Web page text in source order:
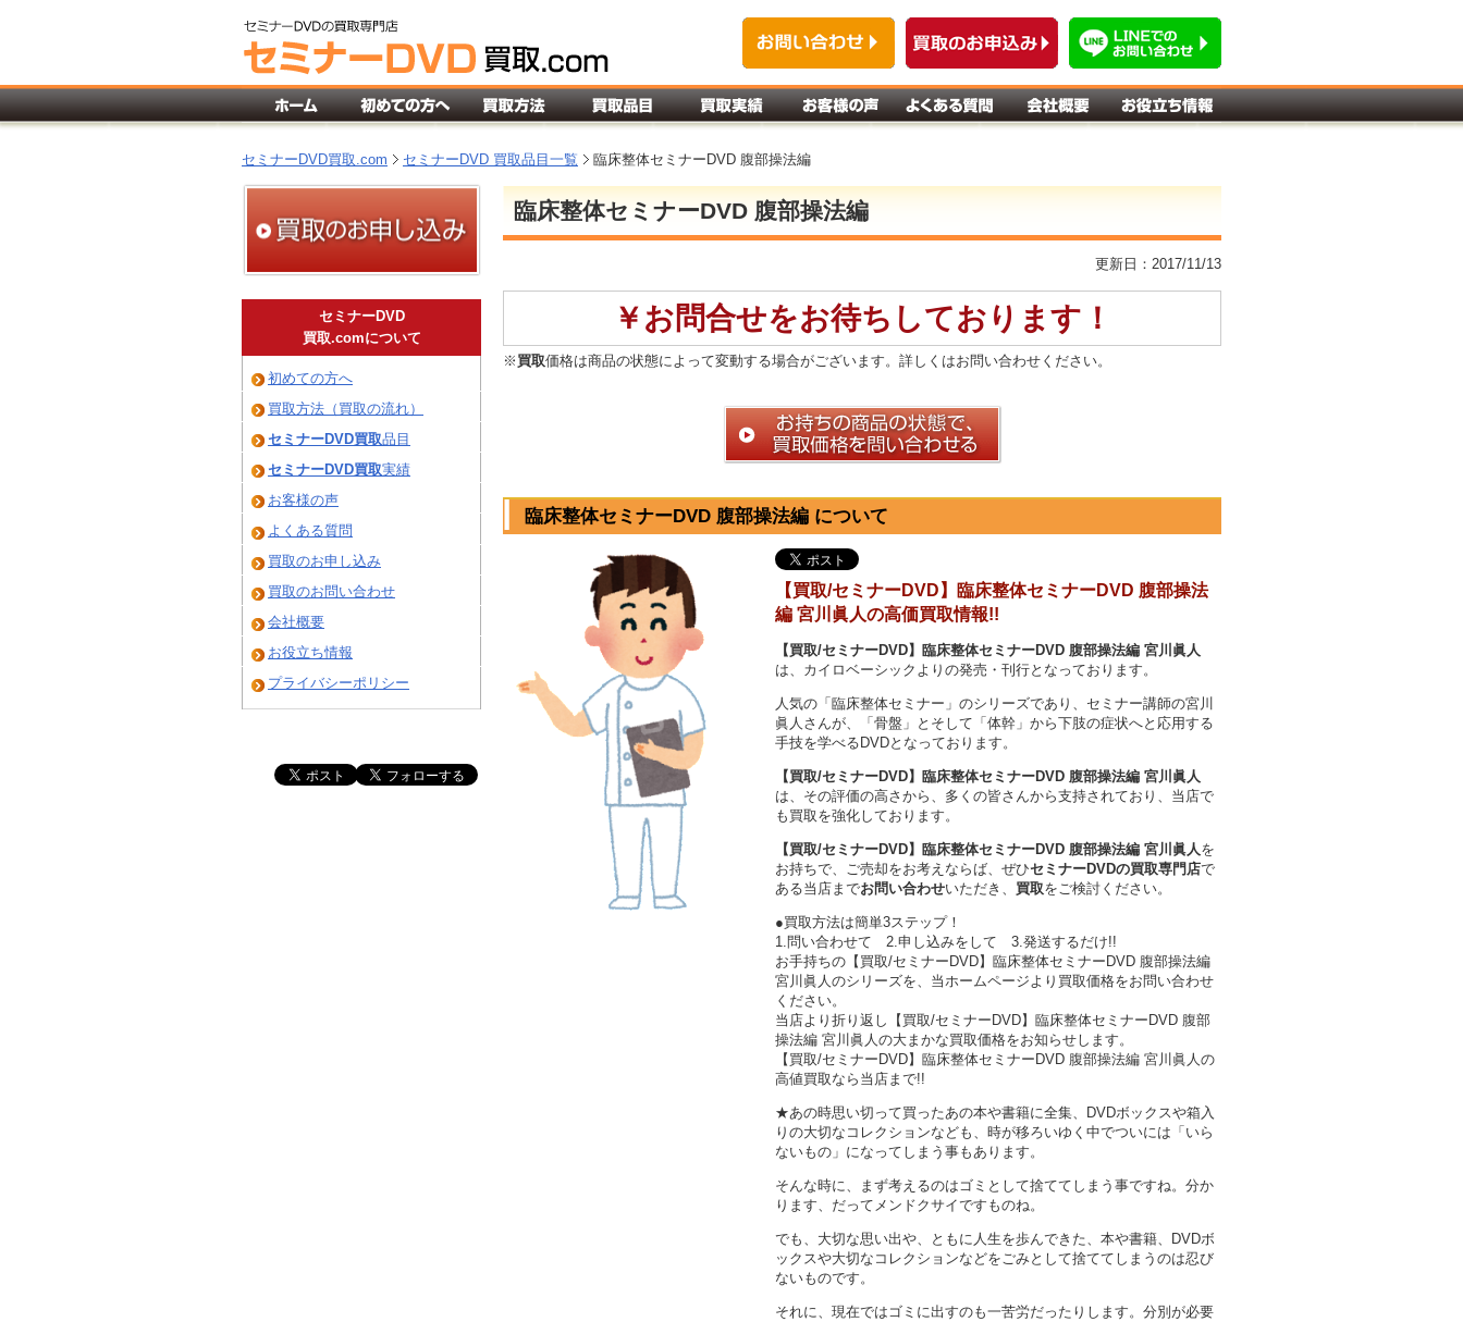
セミナーDVD買取.com セミナーDVD 買取品目一覧 臨床整体セミナーDVD 腹部操法編
臨床整体セミナーDVD 腹部操法編
更新日：2017/11/13
￥お問合せをお待ちしております！
※ 買取価格は商品の状態によって変動する場合がございます。詳しくはお問い合わせください。
臨床整体セミナーDVD 腹部操法編 について
【買取/セミナーDVD】臨床整体セミナーDVD 腹部操法
編 宮川眞人の高価買取情報!!
【買取/セミナーDVD】臨床整体セミナーDVD 腹部操法編 宮川眞人
は、カイロベーシックよりの発売・刊行となっております。
人気の「臨床整体セミナー」のシリーズであり、セミナー講師の宮川
眞人さんが、「骨盤」とそして「体幹」から下肢の症状へと応用する
手技を学べるDVDとなっております。
【買取/セミナーDVD】臨床整体セミナーDVD 腹部操法編 宮川眞人
は、その評価の高さから、多くの皆さんから支持されており、当店で
も買取を強化しております。
【買取/セミナーDVD】臨床整体セミナーDVD 腹部操法編 宮川眞人を
お持ちで、ご売却をお考えならば、ぜひセミナーDVDの買取専門店で
ある当店までお問い合わせいただき、 買取をご検討ください。
●買取方法は簡単3ステップ！
1.問い合わせて 2.申し込みをして 3.発送するだけ!!
お手持ちの【買取/セミナーDVD】臨床整体セミナーDVD 腹部操法編
宮川眞人のシリーズを、当ホームページより買取価格をお問い合わせ
ください。
当店より折り返し【買取/セミナーDVD】臨床整体セミナーDVD 腹部
操法編 宮川眞人の大まかな買取価格をお知らせします。
【買取/セミナーDVD】臨床整体セミナーDVD 腹部操法編 宮川眞人の
高値買取なら当店まで!!
★あの時思い切って買ったあの本や書籍に全集、DVDボックスや箱入
りの大切なコレクションなども、時が移ろいゆく中でついには「いら
ないもの」になってしまう事もあります。
そんな時に、まず考えるのはゴミとして捨ててしまう事ですね。分か
ります、だってメンドクサイですものね。
でも、大切な思い出や、ともに人生を歩んできた、本や書籍、DVDボ
ックスや大切なコレクションなどをごみとして捨ててしまうのは忍び
ないものです。
それに、現在ではゴミに出すのも一苦労だったりします。分別が必要
セミナーDVD
買取.comについて
初めての方へ
買取方法（買取の流れ）
セミナーDVD買取品目
セミナーDVD買取実績
お客様の声
よくある質問
買取のお申し込み
買取のお問い合わせ
会社概要
お役立ち情報
プライバシーポリシー